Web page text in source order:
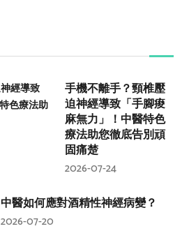
手機不離手？頸椎壓
迫神經導致「手腳痠
麻無力」！中醫特色
療法助您徹底告別頑
固痛楚
2026-07-24
中醫如何應對酒精性神經病變？
2026-07-20